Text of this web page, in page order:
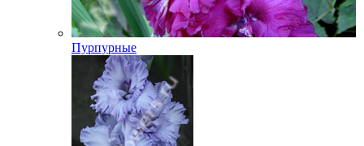
Пурпурные